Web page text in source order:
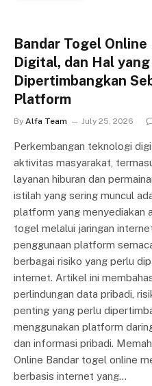
Bandar Togel Online
Digital, dan Hal
Dipertimbangkan
Platform
By Alfa Team July 25, 2026
Perkembangan teknologi
aktivitas masyarakat,
layanan hiburan dan
istilah yang sering muncul
platform yang menyediakan
togel melalui jaringan
penggunaan platform
berbagai risiko yang perlu
internet. Artikel ini
perlindungan data pribadi,
penting yang perlu
menggunakan platform
dan informasi pribadi.
Online Bandar togel online
berbasis internet yang…